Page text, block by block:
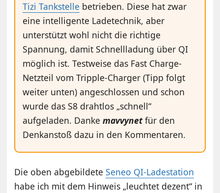
Tizi Tankstelle betrieben. Diese hat zwar
eine intelligente Ladetechnik, aber
unterstützt wohl nicht die richtige
Spannung, damit Schnellladung über QI
möglich ist. Testweise das Fast Charge-
Netzteil vom Tripple-Charger (Tipp folgt
weiter unten) angeschlossen und schon
wurde das S8 drahtlos „schnell“
aufgeladen. Dankemavvynetfür den
Denkanstoß dazu in den Kommentaren.
Die oben abgebildeteSeneo QI-Ladestation
habe ich mit dem Hinweis „leuchtet dezent“ in